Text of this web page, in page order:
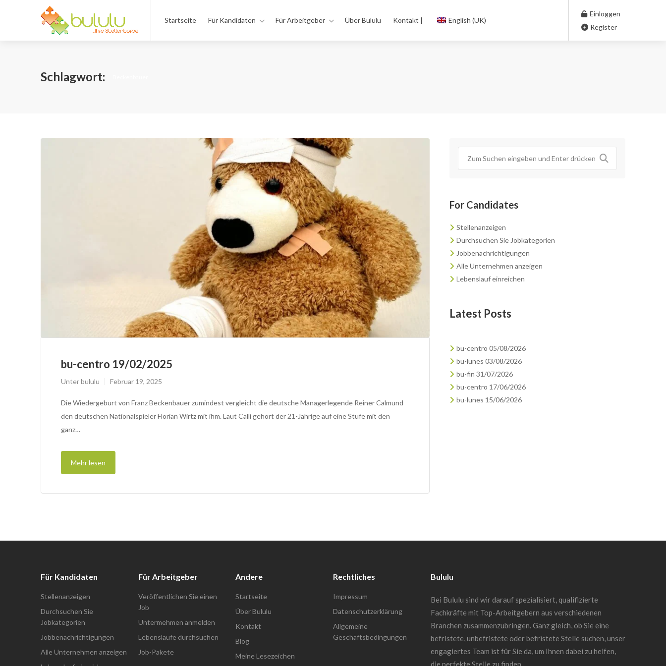
Startseite Für Kandidaten Für Arbeitgeber Über Bululu Kontakt | English (UK)
Einloggen
Register
Schlagwort:
bu-centro 19/02/2025
Unterbululu Februar 19, 2025
Die Wiedergeburt von Franz Beckenbauer zumindest vergleicht die deutsche Managerlegende Reiner Calmund
den deutschen Nationalspieler Florian Wirtz mit ihm. Laut Calli gehört der 21-Jährige auf eine Stufe mit den
ganz…
Mehr lesen
For Candidates
Stellenanzeigen
Durchsuchen Sie Jobkategorien
Jobbenachrichtigungen
Alle Unternehmen anzeigen
Lebenslauf einreichen
Latest Posts
bu-centro 05/08/2026
bu-lunes 03/08/2026
bu-fin 31/07/2026
bu-centro 17/06/2026
bu-lunes 15/06/2026
Für Kandidaten
Stellenanzeigen
Durchsuchen Sie
Jobkategorien
Jobbenachrichtigungen
Alle Unternehmen anzeigen
Für Arbeitgeber
Veröffentlichen Sie einen
Job
Untermehmen anmelden
Lebensläufe durchsuchen
Job-Pakete
Andere
Startseite
Über Bululu
Kontakt
Blog
Meine Lesezeichen
Rechtliches
Impressum
Datenschutzerklärung
Allgemeine
Geschäftsbedingungen
Bululu
Bei Bululu sind wir darauf spezialisiert, qualifizierte
Fachkräfte mit Top-Arbeitgebern aus verschiedenen
Branchen zusammenzubringen. Ganz gleich, ob Sie eine
befristete, unbefristete oder befristete Stelle suchen, unser
engagiertes Team ist für Sie da, um Ihnen dabei zu helfen,
die perfekte Stelle zu finden.